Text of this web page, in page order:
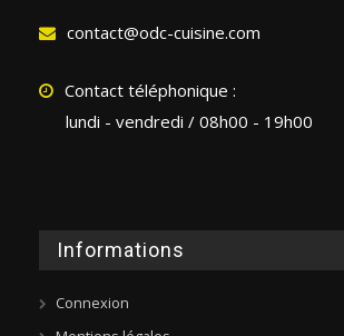
contact@odc-cuisine.com
Contact téléphonique :
lundi - vendredi / 08h00 - 19h00
Informations
Connexion